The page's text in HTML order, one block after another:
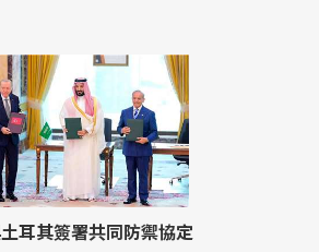
耳其簽署共同防禦協定